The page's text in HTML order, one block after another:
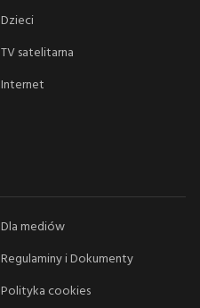
Dzieci
TV satelitarna
Internet
Dla mediów
Regulaminy i Dokumenty
Polityka cookies